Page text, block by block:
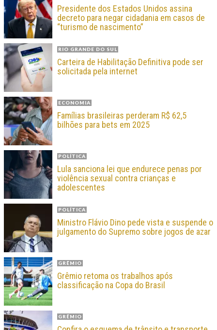
Presidente dos Estados Unidos assina
decreto para negar cidadania em casos de
“turismo de nascimento”
RIO GRANDE DO SUL
Carteira de Habilitação Definitiva pode ser
solicitada pela internet
ECONOMIA
Famílias brasileiras perderam R$ 62,5
bilhões para bets em 2025
POLÍTICA
Lula sanciona lei que endurece penas por
violência sexual contra crianças e
adolescentes
POLÍTICA
Ministro Flávio Dino pede vista e suspende o
julgamento do Supremo sobre jogos de azar
GRÊMIO
Grêmio retoma os trabalhos após
classificação na Copa do Brasil
GRÊMIO